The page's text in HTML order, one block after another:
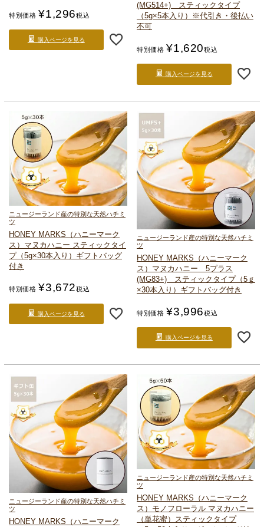
特別価格 ¥1,296税込
購入ページを見る
(MG514+) スティックタイプ
（5g×5本入り）
※代引き・後払い
不可
特別価格 ¥1,620税込
購入ページを見る
ニュージーランド産の特別な天然ハチミ
ツ
HONEY MARKS（ハニーマーク
ス） マヌカハニー スティックタイ
プ（5g×30本入り） ギフトバッグ
付き
特別価格 ¥3,672税込
購入ページを見る
ニュージーランド産の特別な天然ハチミ
ツ
HONEY MARKS（ハニーマーク
ス） マヌカハニー 5プラス
(MG83+) スティックタイプ（5ｇ
×30本入り） ギフトバッグ付き
特別価格 ¥3,996税込
購入ページを見る
ニュージーランド産の特別な天然ハチミ
ツ
HONEY MARKS（ハニーマーク
ニュージーランド産の特別な天然ハチミ
ツ
HONEY MARKS（ハニーマーク
ス） モノフローラル マヌカハニー
（単花蜜）スティックタイプ